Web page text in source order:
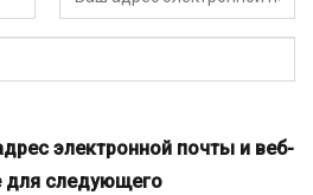
электронной почты и веб-
для следующего